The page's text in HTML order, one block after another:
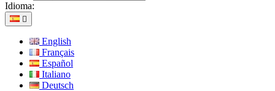
Idioma:

English
Français
Español
Italiano
Deutsch